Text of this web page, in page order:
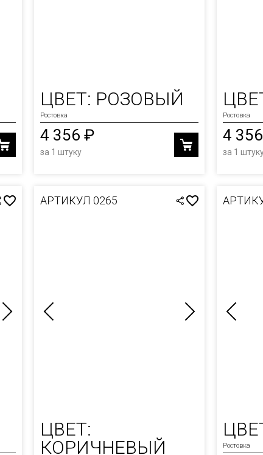
ЦВЕТ: РОЗОВЫЙ
Ростовка
4 356 ₽
за 1 штуку
Ростовка
4
за 1
АРТИКУЛ 0265
ЦВЕТ:
КОРИЧНЕВЫЙ
Ростовка